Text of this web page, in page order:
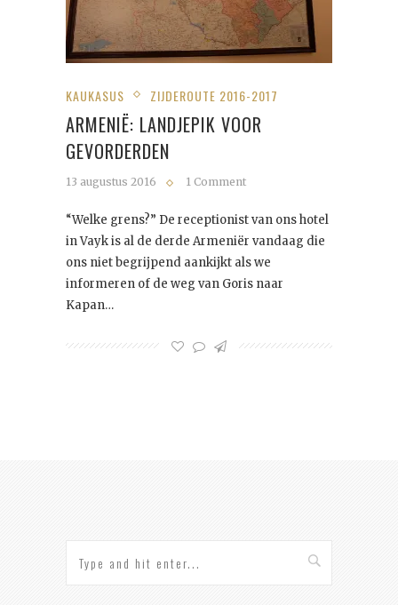
KAUKASUS ZIJDEROUTE 2016-2017
ARMENIË: LANDJEPIK VOOR
GEVORDERDEN
13 augustus 2016 1 Comment
“Welke grens?” De receptionist van ons hotel
in Vayk is al de derde Armeniër vandaag die
ons niet begrijpend aankijkt als we
informeren of de weg van Goris naar
Kapan…